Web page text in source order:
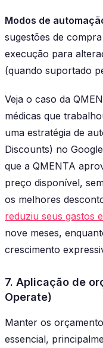
Modos de
sugestões de
execução para
(quando suportado
Veja o caso da
médicas que
uma estratégia de
Discounts) no
que a QMENTA
preço disponível,
os melhores
reduziu seus gastos
nove meses,
crescimento
7. Aplicação de
Operate)
Manter os
essencial,